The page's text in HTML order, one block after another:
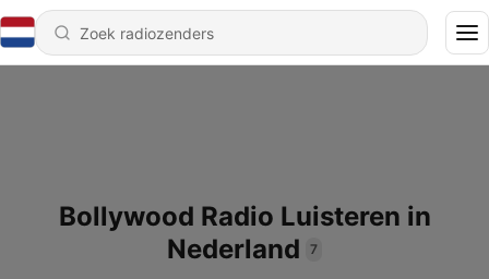
Bollywood Radio Luisteren in
Nederland
7